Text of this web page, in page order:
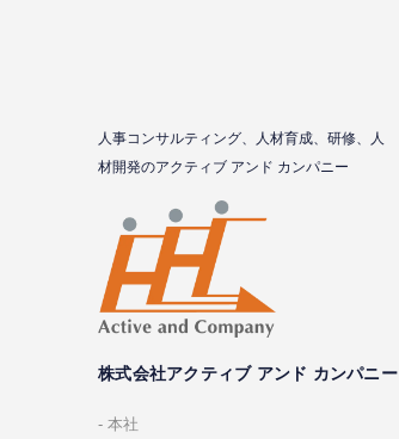
⼈事コンサルティング、⼈材育成、研修、⼈
材開発のアクティブ アンド カンパニー
株式会社アクティブ アンド カンパニー
本社